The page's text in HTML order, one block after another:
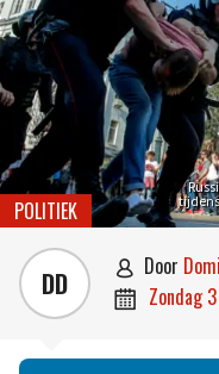
POLITIEK
DD  door
 zondag